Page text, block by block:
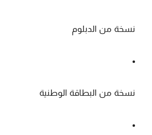
نسخة من الدبلوم
نسخة من البطاقة الوطنية